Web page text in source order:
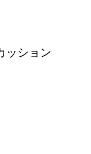
ッション